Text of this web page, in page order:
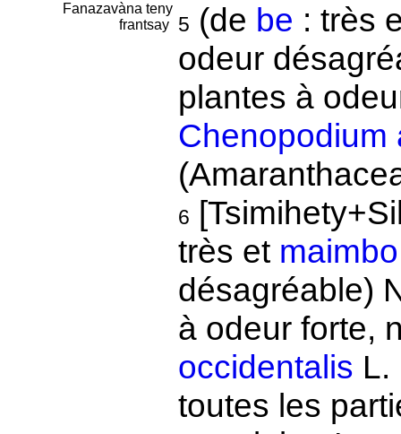
Fanazavàna teny
frantsay
5 (de be : très
odeur
plantes à
Chenopodium
6
très et maimbo
désagréable)
à odeur forte,
occidentalis L.
toutes les